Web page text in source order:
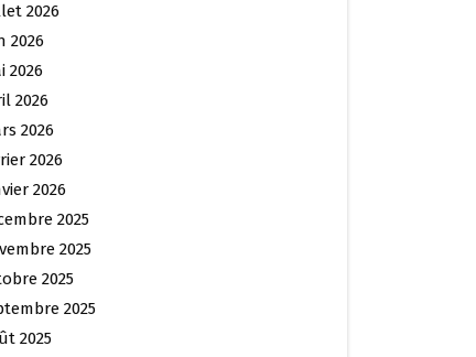
2026
2026
2026
2026
2026
2026
2026
2025
2025
2025
2025
2025